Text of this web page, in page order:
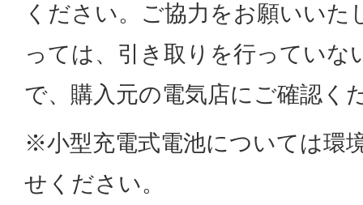
ください。ご協力をお願いいた
っては、引き取りを行っていな
で、購入元の電気店にご確認く
※小型充電式電池については環
せください。